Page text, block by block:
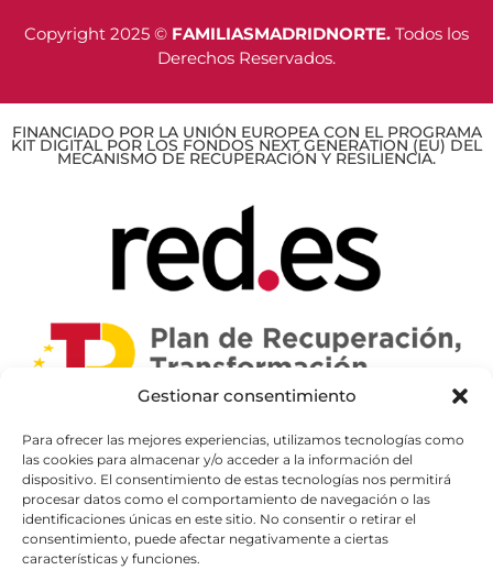
Gestionar consentimiento
Para ofrecer las mejores experiencias, utilizamos tecnologías como
las cookies para almacenar y/o acceder a la información del
dispositivo. El consentimiento de estas tecnologías nos permitirá
procesar datos como el comportamiento de navegación o las
identificaciones únicas en este sitio. No consentir o retirar el
consentimiento, puede afectar negativamente a ciertas
características y funciones.
Copyright 2025 © FAMILIASMADRIDNORTE. Todos los
Derechos Reservados.
FINANCIADO POR LA UNIÓN EUROPEA CON EL PROGRAMA
KIT DIGITAL POR LOS FONDOS NEXT GENERATION (EU) DEL
MECANISMO DE RECUPERACIÓN Y RESILIENCIA.